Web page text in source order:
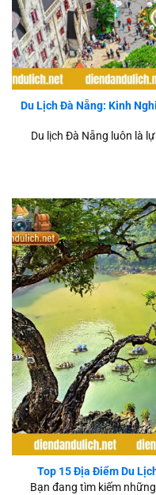
Kinh Nghiệm
Du Lịch Đà Nẵng: Kinh
Du lịch Đà Nẵng luôn là
Top 15 Địa Điểm
Top 15 Địa Điểm Du
Bạn đang tìm kiếm